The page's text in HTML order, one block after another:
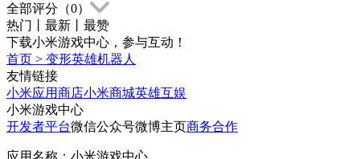
全部评分（0）
热门
最新
最赞
下载小米游戏中心，参与互动！
首页 > 变形英雄机器人
友情链接
小米应用商店小米商城英雄互娱
小米游戏中心
开发者平台微信公众号微博主页商务合作
应用名称：小米游戏中心